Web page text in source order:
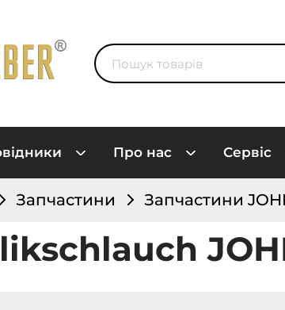
Про нас Сервіс
Запчастини Запчастини